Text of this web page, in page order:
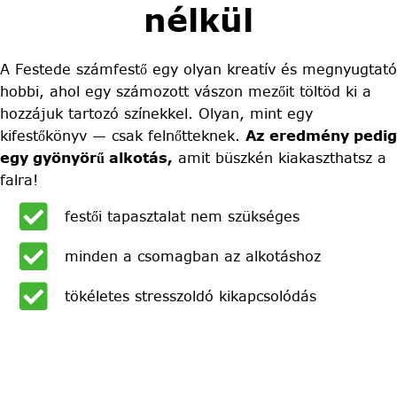
nélkül
A Festede számfestő egy olyan kreatív és megnyugtató
hobbi, ahol egy számozott vászon mezőit töltöd ki a
hozzájuk tartozó színekkel. Olyan, mint egy
kifestőkönyv — csak felnőtteknek. Az eredmény pedig
egy gyönyörű alkotás, amit büszkén kiakaszthatsz a
falra!
festői tapasztalat nem szükséges
minden a csomagban az alkotáshoz
tökéletes stresszoldó kikapcsolódás